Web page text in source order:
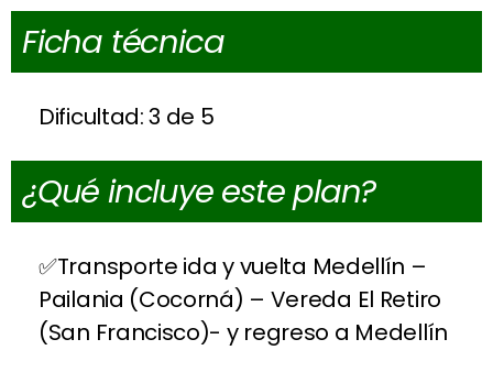
Ficha técnica
Dificultad: 3 de 5
¿Qué incluye este plan?
Transporte ida y vuelta Medellín –
Pailania (Cocorná) – Vereda El Retiro
(San Francisco)- y regreso a Medellín